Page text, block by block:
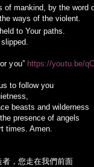
of mankind,
by the word
ways of the violent.
to Your paths.
you” https://youtu.be/
to follow you
beasts and wilderness
presence of angels
times. Amen.
，您走在我們前面